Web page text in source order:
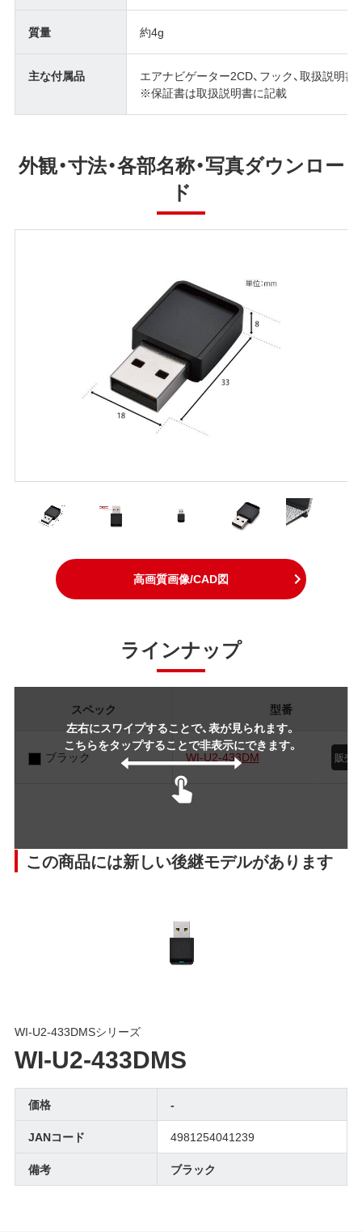
質量 約4g
主な付属品
エアナビゲーター2CD、フック、取扱説明書
※保証書は取扱説明書に記載
外観・寸法・各部名称・写真ダウンロー
ド
高画質画像/CAD図
ラインナップ
左右にスワイプすることで、表が見られます。
こちらをタップすることで非表示にできます。
スペック 型番
ブラック WI-U2-433DM
この商品には新しい後継モデルがあります
WI-U2-433DMSシリーズ
WI-U2-433DMS
価格
-
JANコード
4981254041239
備考
ブラック